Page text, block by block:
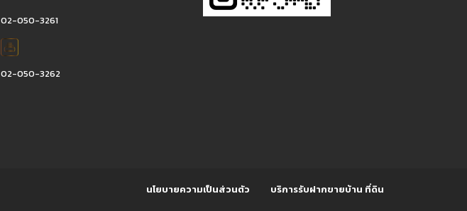
02-050-3261
02-050-3262
นโยบายความเป็นส่วนตัว บริการรับฝากขายบ้าน ที่ดิน